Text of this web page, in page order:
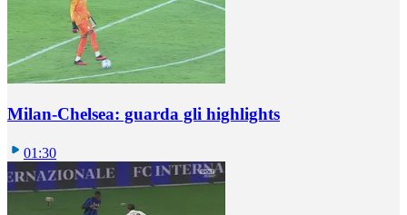
Milan-Chelsea: guarda gli highlights
01:30